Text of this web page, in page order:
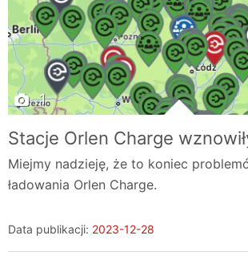
1
Stacje Orlen Charge
Miejmy nadzieję, że to koniec
ładowania Orlen Charge.
Data publikacji: 2023-12-28